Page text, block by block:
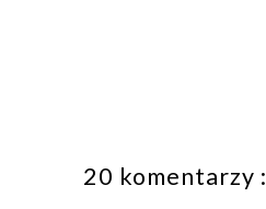
20 komentarzy :